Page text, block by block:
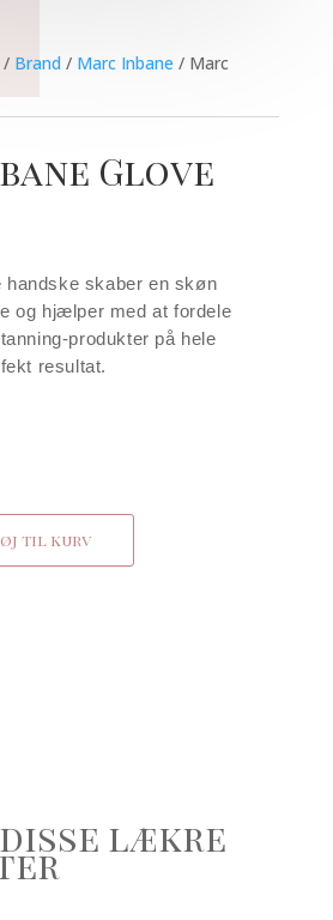
/ Brand / Marc Inbane / Marc
Glove
handske skaber en skøn
og hjælper med at fordele
produkter på hele
resultat.
til kurv
disse lækre